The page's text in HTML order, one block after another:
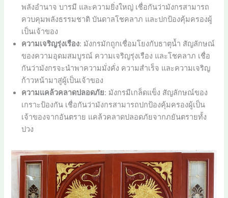
พลังอำนาจ บารมี และความยิ่งใหญ่ เชื่อกันว่ามังกรสามารถ
ควบคุมพลังธรรมชาติ บันดาลโชคลาภ และปกป้องคุ้มครองผู้
เป็นเจ้าของ
ความเจริญรุ่งเรือง: มังกรมักถูกเชื่อมโยงกับธาตุน้ำ สัญลักษณ์
ของความอุดมสมบูรณ์ ความเจริญรุ่งเรือง และโชคลาภ เชื่อ
กันว่ามังกรจะนำพาความมั่งคั่ง ความสำเร็จ และความเจริญ
ก้าวหน้ามาสู่ผู้เป็นเจ้าของ
ความแคล้วคลาดปลอดภัย: มังกรมีเกล็ดแข็ง สัญลักษณ์ของ
เกราะป้องกัน เชื่อกันว่ามังกรสามารถปกป้องคุ้มครองผู้เป็น
เจ้าของจากอันตราย แคล้วคลาดปลอดภัยจากภยันตรายทั้ง
ปวง